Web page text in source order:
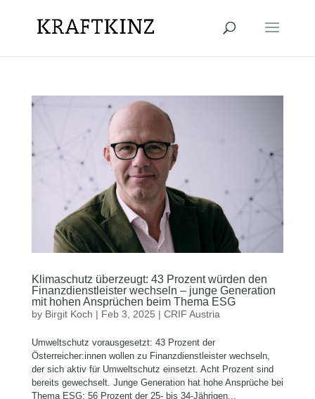
Klimaschutz überzeugt: 43 Prozent würden den
Finanzdienstleister wechseln – junge Generation
mit hohen Ansprüchen beim Thema ESG
by Birgit Koch | Feb 3, 2025 | CRIF Austria
Umweltschutz vorausgesetzt: 43 Prozent der
Österreicher:innen wollen zu Finanzdienstleister wechseln,
der sich aktiv für Umweltschutz einsetzt. Acht Prozent sind
bereits gewechselt. Junge Generation hat hohe Ansprüche bei
Thema ESG: 56 Prozent der 25- bis 34-Jährigen...